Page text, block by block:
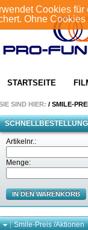
Cookies
Ohne
STARTSEITE
SIND HIER: / SMILE-
SCHNELLBESTELLUNG
Artikelnr.:
Menge:
IN DEN WARENKORB
Smile-Preis /Aktionen